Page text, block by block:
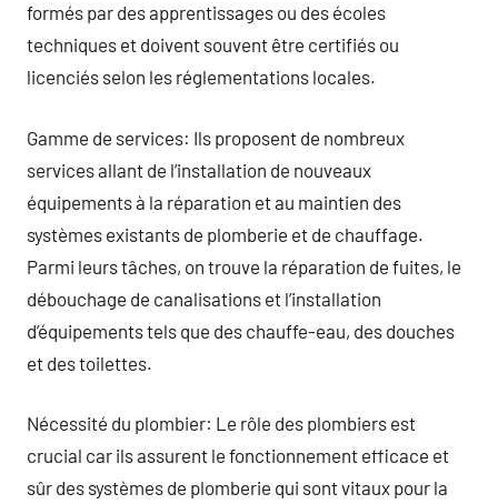
formés par des apprentissages ou des écoles
techniques et doivent souvent être certifiés ou
licenciés selon les réglementations locales.
Gamme de services: Ils proposent de nombreux
services allant de l’installation de nouveaux
équipements à la réparation et au maintien des
systèmes existants de plomberie et de chauffage.
Parmi leurs tâches, on trouve la réparation de fuites, le
débouchage de canalisations et l’installation
d’équipements tels que des chauffe-eau, des douches
et des toilettes.
Nécessité du plombier: Le rôle des plombiers est
crucial car ils assurent le fonctionnement efficace et
sûr des systèmes de plomberie qui sont vitaux pour la